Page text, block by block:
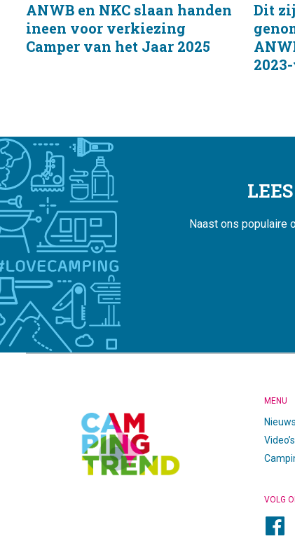
ANWB en NKC slaan handen
ineen voor verkiezing
Camper van het Jaar 2025
Dit
Naast ons populaire
MENU
Nieuws
Video’s
VOLG